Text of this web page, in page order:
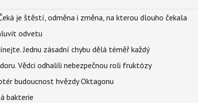
je štěstí, odměna i změna, na kterou dlouho čekala
odvetu
Jednu zásadní chybu dělá téměř každý
Vědci odhalili nebezpečnou roli fruktózy
budoucnost hvězdy Oktagonu
bakterie